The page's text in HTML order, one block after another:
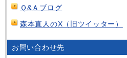
Ｑ&Ａブログ
森本直人のX（旧ツイッター）
お問い合わせ先